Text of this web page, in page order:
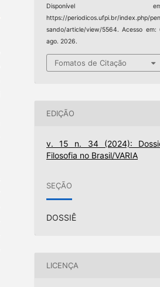
Disponível
https://periodicos.ufpi.br/index.php/pen
sando/article/view/5564. Acesso em:
ago. 2026.
Fomatos de Citação
EDIÇÃO
v. 15 n. 34 (2024):
Filosofia no Brasil/VARIA
SEÇÃO
DOSSIÊ
LICENÇA